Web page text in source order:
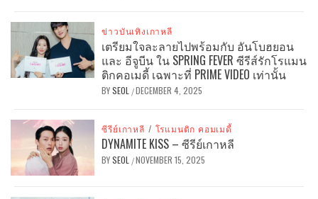
ข่าวบันเทิงเกาหลี
เตรียมใจละลายไปพร้อมกับ อันโบฮยอน
และ อีจูบีน ใน SPRING FEVER ซีรีส์รักโรแมน
ติกคอเมดี้ เฉพาะที่ PRIME VIDEO เท่านั้น
BYSEOL /DECEMBER 4, 2025
ซีรีย์เกาหลี / โรแมนติก คอมเมดี้
DYNAMITE KISS – ซีรีย์เกาหลี
BYSEOL /NOVEMBER 15, 2025